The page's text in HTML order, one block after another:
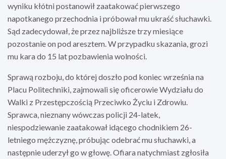
wyniku kłótni postanowił zaatakować pierwszego
napotkanego przechodnia i próbował mu ukraść słuchawki.
Sąd zadecydował, że przez najbliższe trzy miesiące
pozostanie on pod aresztem. W przypadku skazania, grozi
mu kara do 15 lat pozbawienia wolności.
Sprawą rozboju, do której doszło pod koniec września na
Placu Politechniki, zajmowali się oficerowie Wydziału do
Walki z Przestępczością Przeciwko Życiu i Zdrowiu.
Sprawca, nieznany wówczas policji 24-latek,
niespodziewanie zaatakował idącego chodnikiem 26-
letniego mężczyznę, próbując odebrać mu słuchawki, a
następnie uderzył go w głowę. Ofiara natychmiast zgłosiła